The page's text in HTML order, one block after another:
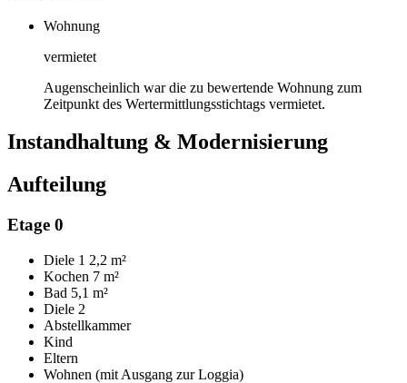
Wohnung
vermietet
Augenscheinlich war die zu bewertende Wohnung zum
Zeitpunkt des Wertermittlungsstichtags vermietet.
Instandhaltung & Modernisierung
Aufteilung
Etage 0
Diele 1 2,2 m²
Kochen 7 m²
Bad 5,1 m²
Diele 2
Abstellkammer
Kind
Eltern
Wohnen (mit Ausgang zur Loggia)